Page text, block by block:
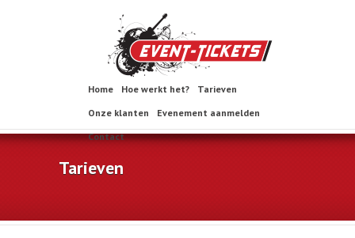
Home Hoe werkt het?
Tarieven
Onze klanten
Evenement aanmelden
Contact
Tarieven